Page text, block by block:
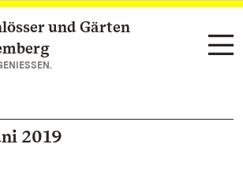
springenund Gärten
2019